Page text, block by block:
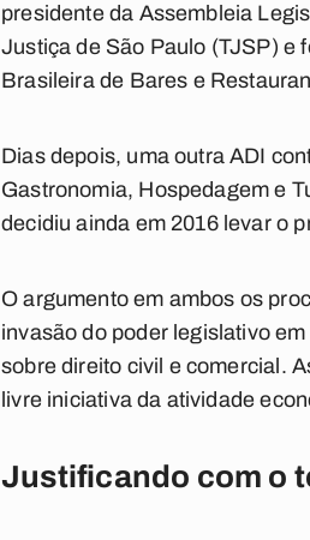
presidente da Assembleia
Justiça de São Paulo (TJSP) e
Brasileira de Bares e
Dias depois, uma outra ADI
Gastronomia, Hospedagem e
decidiu ainda em 2016 levar o
O argumento em ambos os
invasão do poder legislativo
sobre direito civil e comercial.
livre iniciativa da atividade
Justificando com o